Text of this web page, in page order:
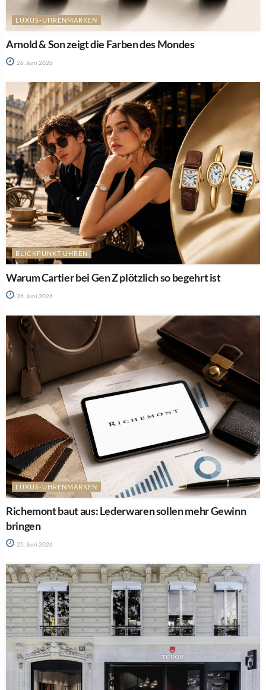
LUXUS-UHRENMARKEN
Arnold & Son zeigt die Farben des Mondes
26. Juni 2026
BLICKPUNKT UHREN
Warum Cartier bei Gen Z plötzlich so begehrt ist
26. Juni 2026
LUXUS-UHRENMARKEN
Richemont baut aus: Lederwaren sollen mehr Gewinn
bringen
25. Juni 2026